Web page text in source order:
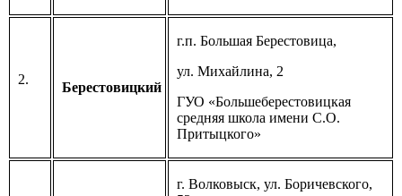
2.
Берестовицкий
г.п. Большая Берестовица,
ул. Михайлина, 2
ГУО «Большеберестовицкая
средняя школа имени С.О.
Притыцкого»
г. Волковыск, ул. Боричевского,